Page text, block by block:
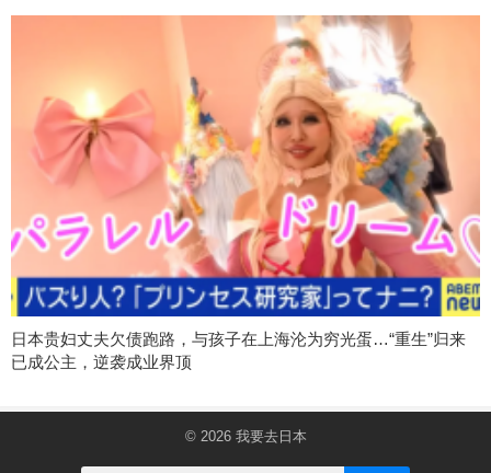
日本贵妇丈夫欠债跑路，与孩子在上海沦为穷光蛋…“重生”归来
已成公主，逆袭成业界顶
© 2026 我要去日本